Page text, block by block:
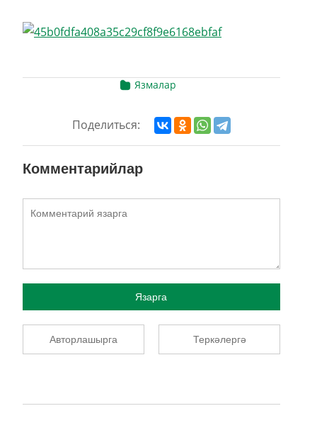
Язмалар
Поделиться:
Комментарийлар
Язарга
Авторлашырга Теркәлергә